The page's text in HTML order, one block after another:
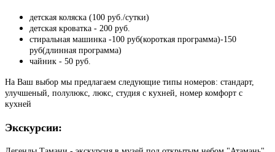
детская коляска (100 руб./сутки)
детская кроватка - 200 руб.
стиральная машинка -100 руб(короткая программа)-150
руб(длинная программа)
чайник - 50 руб.
На Ваш выбор мы предлагаем следующие типы номеров: стандарт,
улучшеный, полулюкс, люкс, студия с кухней, номер комфорт с
кухней
Экскурсии: